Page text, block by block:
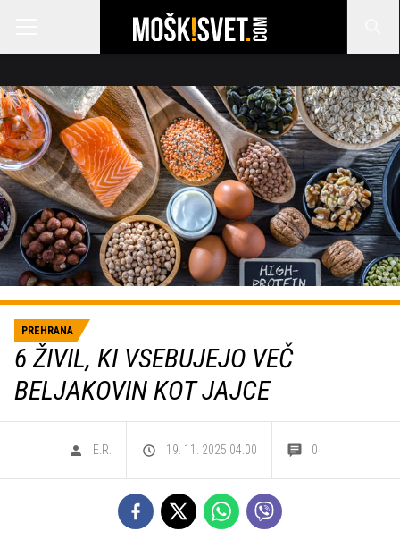
PREHRANA
6 ŽIVIL, KI VSEBUJEJO VEČ
BELJAKOVIN KOT JAJCE
E.R. 19. 11. 2025 04.00 0